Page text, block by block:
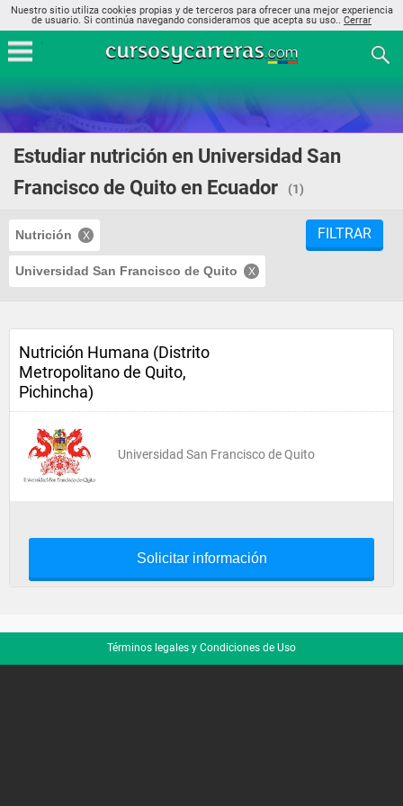
Nuestro sitio utiliza cookies propias y de terceros para ofrecer una mejor experiencia
de usuario. Si continúa navegando consideramos que acepta su uso.. Cerrar
Estudiar nutrición en Universidad San
Francisco de Quito en Ecuador
(1)
Nutrición
Universidad San Francisco de Quito
FILTRAR
Nutrición Humana (Distrito
Metropolitano de Quito,
Pichincha)
Universidad San Francisco de Quito
Solicitar información
Términos legales y Condiciones de Uso